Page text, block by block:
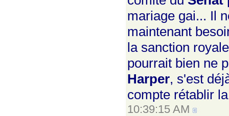
mariage gai... Il
maintenant
la sanction
pourrait bien ne
Harper, s'est
compte rétablir
10:39:15 AM